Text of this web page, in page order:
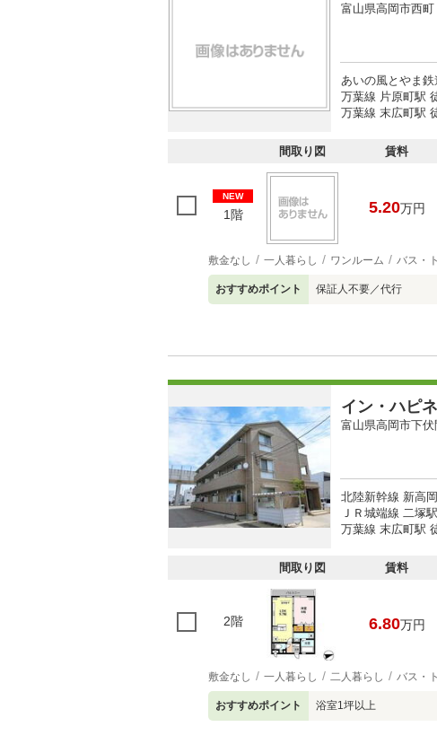
富山県高岡市西町
あいの風とやま
万葉線 片原町駅
万葉線 末広町駅
間取り図 賃料
NEW
1階 5.20万円
敷金なし 一人暮らし ワンルーム バス・
おすすめポイント 保証人不要／代行
イン・ハピネ
富山県高岡市下伏
北陸新幹線 新高
ＪＲ城端線 二塚
万葉線 末広町駅
間取り図 賃料
2階 6.80万円
敷金なし 一人暮らし 二人暮らし バス・
おすすめポイント 浴室1坪以上